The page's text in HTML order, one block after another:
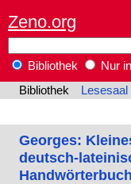
Zeno.org
Bibliothek
Nur
Bibliothek
Lesesaal
Georges:
deutsch-
Handwörterbuch